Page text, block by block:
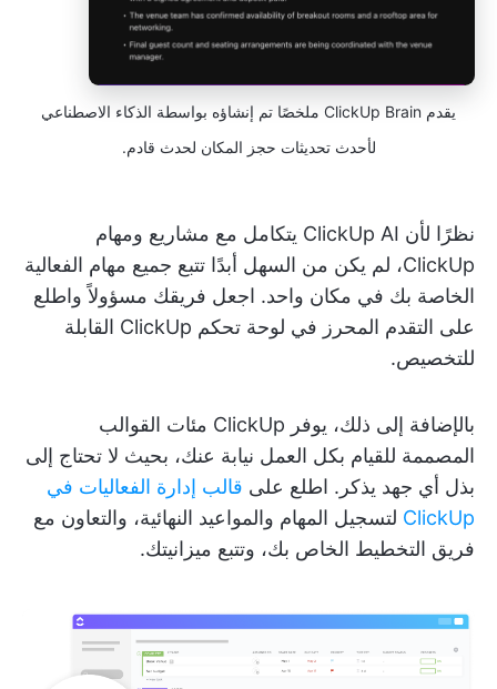
يقدم ClickUp Brain ملخصًا تم إنشاؤه بواسطة الذكاء الاصطناعي
لأحدث تحديثات حجز المكان لحدث قادم.
نظرًا لأن ClickUp AI يتكامل مع مشاريع ومهام
ClickUp، لم يكن من السهل أبدًا تتبع جميع مهام الفعالية
الخاصة بك في مكان واحد. اجعل فريقك مسؤولاً واطلع
على التقدم المحرز في لوحة تحكم ClickUp القابلة
للتخصيص.
بالإضافة إلى ذلك، يوفر ClickUp مئات القوالب
المصممة للقيام بكل العمل نيابة عنك، بحيث لا تحتاج إلى
بذل أي جهد يذكر. اطلع على قالب إدارة الفعاليات في
ClickUp لتسجيل المهام والمواعيد النهائية، والتعاون مع
فريق التخطيط الخاص بك، وتتبع ميزانيتك.